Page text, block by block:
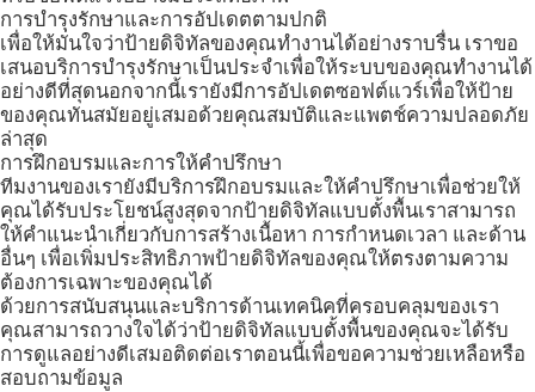
การบำรุงรักษาและการอัปเดตตามปกติ
เพื่อให้มั่นใจว่าป้ายดิจิทัลของคุณทำงานได้อย่างราบรื่น เราขอ
เสนอบริการบำรุงรักษาเป็นประจำเพื่อให้ระบบของคุณทำงานได้
อย่างดีที่สุดนอกจากนี้เรายังมีการอัปเดตซอฟต์แวร์เพื่อให้ป้าย
ของคุณทันสมัยอยู่เสมอด้วยคุณสมบัติและแพตช์ความปลอดภัย
ล่าสุด
การฝึกอบรมและการให้คำปรึกษา
ทีมงานของเรายังมีบริการฝึกอบรมและให้คำปรึกษาเพื่อช่วยให้
คุณได้รับประโยชน์สูงสุดจากป้ายดิจิทัลแบบตั้งพื้นเราสามารถ
ให้คำแนะนำเกี่ยวกับการสร้างเนื้อหา การกำหนดเวลา และด้าน
อื่นๆ เพื่อเพิ่มประสิทธิภาพป้ายดิจิทัลของคุณให้ตรงตามความ
ต้องการเฉพาะของคุณได้
ด้วยการสนับสนุนและบริการด้านเทคนิคที่ครอบคลุมของเรา
คุณสามารถวางใจได้ว่าป้ายดิจิทัลแบบตั้งพื้นของคุณจะได้รับ
การดูแลอย่างดีเสมอติดต่อเราตอนนี้เพื่อขอความช่วยเหลือหรือ
สอบถามข้อมูล